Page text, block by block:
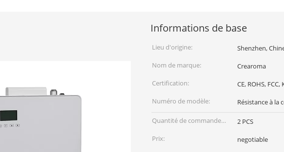
Informations de base
Lieu d'origine:
Shenzhen,
Nom de marque:
Crearoma
Certification:
CE, ROHS, FCC,
Numéro de modèle:
Résistance à la
Quantité de commande
min:
2 PCS
Prix:
negotiable